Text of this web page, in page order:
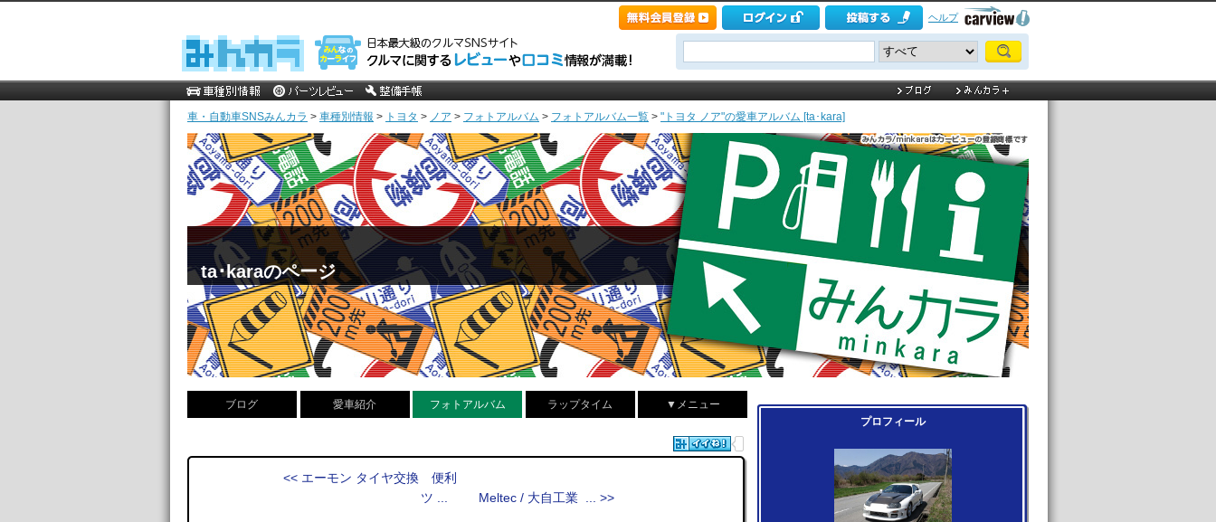
ヘルプ
車・自動車SNSみんカラ > 車種別情報 > トヨタ > ノア > フォトアルバム > フォトアルバム一覧 > "トヨタ ノア"の愛車アルバム [ta･kara]
ta･karaのページ
ブログ 愛車紹介 フォトアルバム ラップタイム ▼メニュー
<< エーモン タイヤ交換 便利
ツ ...
Meltec / 大自工業 ... >>
プロフィール